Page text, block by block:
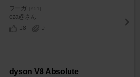
フーガ [Y51]
eza@さん
18
0
dyson V8 Absolute